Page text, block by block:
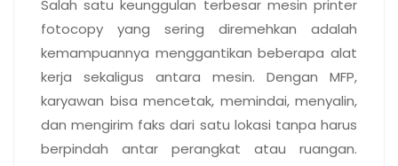
Salah satu keunggulan terbesar mesin printer
fotocopy yang sering diremehkan adalah
kemampuannya menggantikan beberapa alat
kerja sekaligus antara mesin. Dengan MFP,
karyawan bisa mencetak, memindai, menyalin,
dan mengirim faks dari satu lokasi tanpa harus
berpindah antar perangkat atau ruangan.